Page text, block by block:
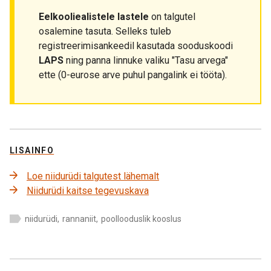
Eelkooliealistele lastele on talgutel
osalemine tasuta. Selleks tuleb
registreerimisankeedil kasutada sooduskoodi
LAPS ning panna linnuke valiku "Tasu arvega"
ette (0-eurose arve puhul pangalink ei tööta).
LISAINFO
Loe niidurüdi talgutest lähemalt
Niidurüdi kaitse tegevuskava
niidurüdi, rannaniit, poollooduslik kooslus